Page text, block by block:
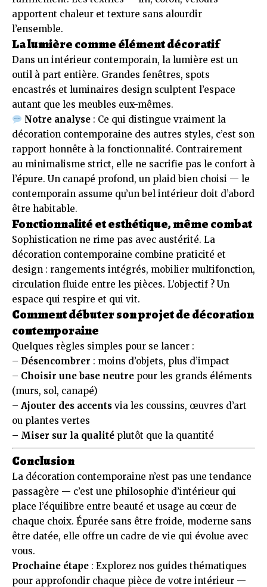
apportent chaleur et texture sans alourdir
l’ensemble.
La lumière comme élément décoratif
Dans un intérieur contemporain, la lumière est un
outil à part entière. Grandes fenêtres, spots
encastrés et luminaires design sculptent l’espace
autant que les meubles eux-mêmes.
Notre analyse : Ce qui distingue vraiment la
décoration contemporaine des autres styles, c’est son
rapport honnête à la fonctionnalité. Contrairement
au minimalisme strict, elle ne sacrifie pas le confort à
l’épure. Un canapé profond, un plaid bien choisi — le
contemporain assume qu’un bel intérieur doit d’abord
être habitable.
Fonctionnalité et esthétique, même combat
Sophistication ne rime pas avec austérité. La
décoration contemporaine combine praticité et
design : rangements intégrés, mobilier multifonction,
circulation fluide entre les pièces. L’objectif ? Un
espace qui respire et qui vit.
Comment débuter son projet de décoration
contemporaine
Quelques règles simples pour se lancer :
– Désencombrer : moins d’objets, plus d’impact
– Choisir une base neutre pour les grands éléments
(murs, sol, canapé)
– Ajouter des accents via les coussins, œuvres d’art
ou plantes vertes
– Miser sur la qualité plutôt que la quantité
Conclusion
La décoration contemporaine n’est pas une tendance
passagère — c’est une philosophie d’intérieur qui
place l’équilibre entre beauté et usage au cœur de
chaque choix. Épurée sans être froide, moderne sans
être datée, elle offre un cadre de vie qui évolue avec
vous.
Prochaine étape : Explorez nos guides thématiques
pour approfondir chaque pièce de votre intérieur —